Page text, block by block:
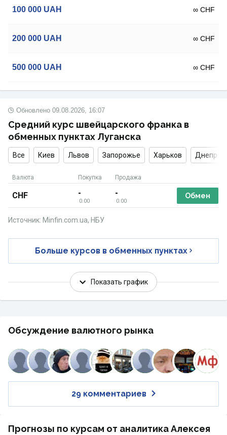
100 000 UAH ∞ CHF
200 000 UAH ∞ CHF
500 000 UAH ∞ CHF
Средний курс швейцарского франка в
обменных пунктах Луганска
Обновлено 09.08.2026, 16:07
Все Киев Львов Запорожье Харьков Днепр
Валюта Покупка Продажа
CHF -
0.00
-
0.00
Обмен
Больше курсов в обменных пунктах
Источник: Minfin.com.ua, НБУ
Показать график
Обсуждение валютного рынка
29 комментариев
Прогнозы по курсам от аналитика Алексея